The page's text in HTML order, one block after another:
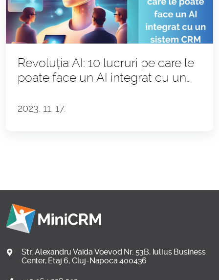
Revoluția AI: 10 lucruri pe care le
poate face un AI integrat cu un
2023. 11. 17.
Str. Alexandru Vaida Voevod Nr. 53B, Iulius Business
Center, Etaj 6, Cluj-Napoca 400436